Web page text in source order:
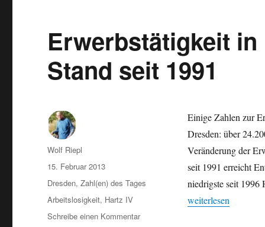
Erwerbstätigkeit
Stand seit 1991
Einige Zahlen zur
Dresden: über
Veränderung der
seit 1991 erreicht
niedrigste seit
„Erwerbstätigkeit in
weiterlesen
Autor
Wolf Riepl
Veröffentlicht
am
15. Februar 2013
Kategorien
Dresden,Zahl(en) des Tages
Schlagwörter
Arbeitslosigkeit, Hartz IV
Schreibe einen Kommentarzu